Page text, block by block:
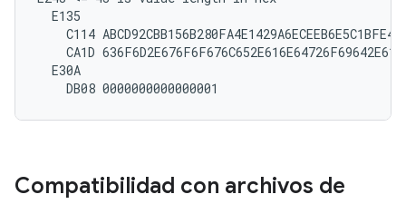
  E135
    C114 ABCD92CBB156B280FA4E1429A6ECEEB6E5C1BFE4
CA1D
  E30A
Compatibilidad con archivos de